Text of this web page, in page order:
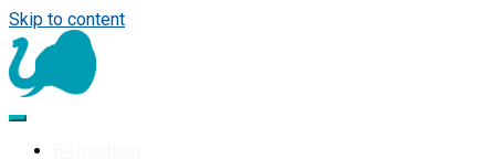
Skip to content